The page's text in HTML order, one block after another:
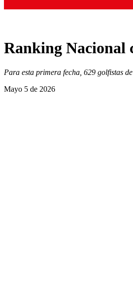
Ranking Nacional
Para esta primera fecha, 629 golfistas
Mayo 5 de 2026